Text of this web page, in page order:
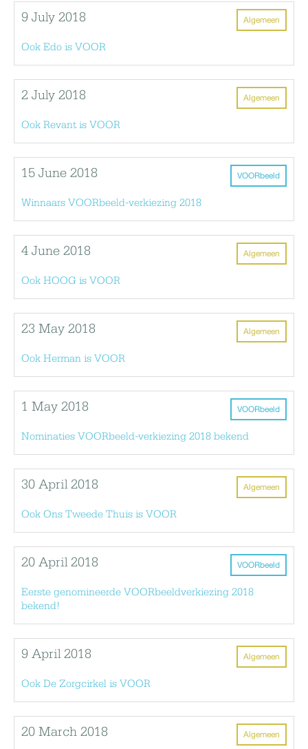
Algemeen
9 July 2018
Ook Edo is VOOR
Algemeen
2 July 2018
Ook Revant is VOOR
VOORbeeld
15 June 2018
Winnaars VOORbeeld-verkiezing 2018
Algemeen
4 June 2018
Ook HOOG is VOOR
Algemeen
23 May 2018
Ook Herman is VOOR
VOORbeeld
1 May 2018
Nominaties VOORbeeld-verkiezing 2018 bekend
Algemeen
30 April 2018
Ook Ons Tweede Thuis is VOOR
VOORbeeld
20 April 2018
Eerste genomineerde VOORbeeldverkiezing 2018
bekend!
Algemeen
9 April 2018
Ook De Zorgcirkel is VOOR
Algemeen
20 March 2018